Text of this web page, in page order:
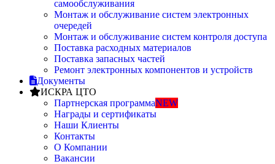
самообслуживания
Монтаж и обслуживание систем электронных
очередей
Монтаж и обслуживание систем контроля доступа
Поставка расходных материалов
Поставка запасных частей
Ремонт электронных компонентов и устройств
Документы
ИСКРА ЦТО
Партнерская программаNEW
Награды и сертификаты
Наши Клиенты
Контакты
О Компании
Вакансии